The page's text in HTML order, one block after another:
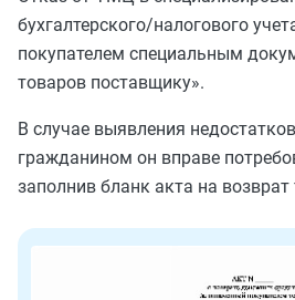
бухгалтерского/налогового
покупателем специальным
товаров поставщику».
В случае выявления
гражданином он вправе
заполнив бланк акта на